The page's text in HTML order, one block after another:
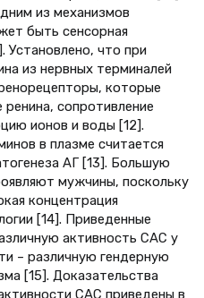
из механизмов
быть сенсорная
Установлено, что при
из нервных терминалей
которые
сопротивление
ионов и воды [12].
в плазме считается
АГ [13]. Большую
мужчины, поскольку
концентрация
[14]. Приведенные
активность САС у
– различную гендерную
[15]. Доказательства